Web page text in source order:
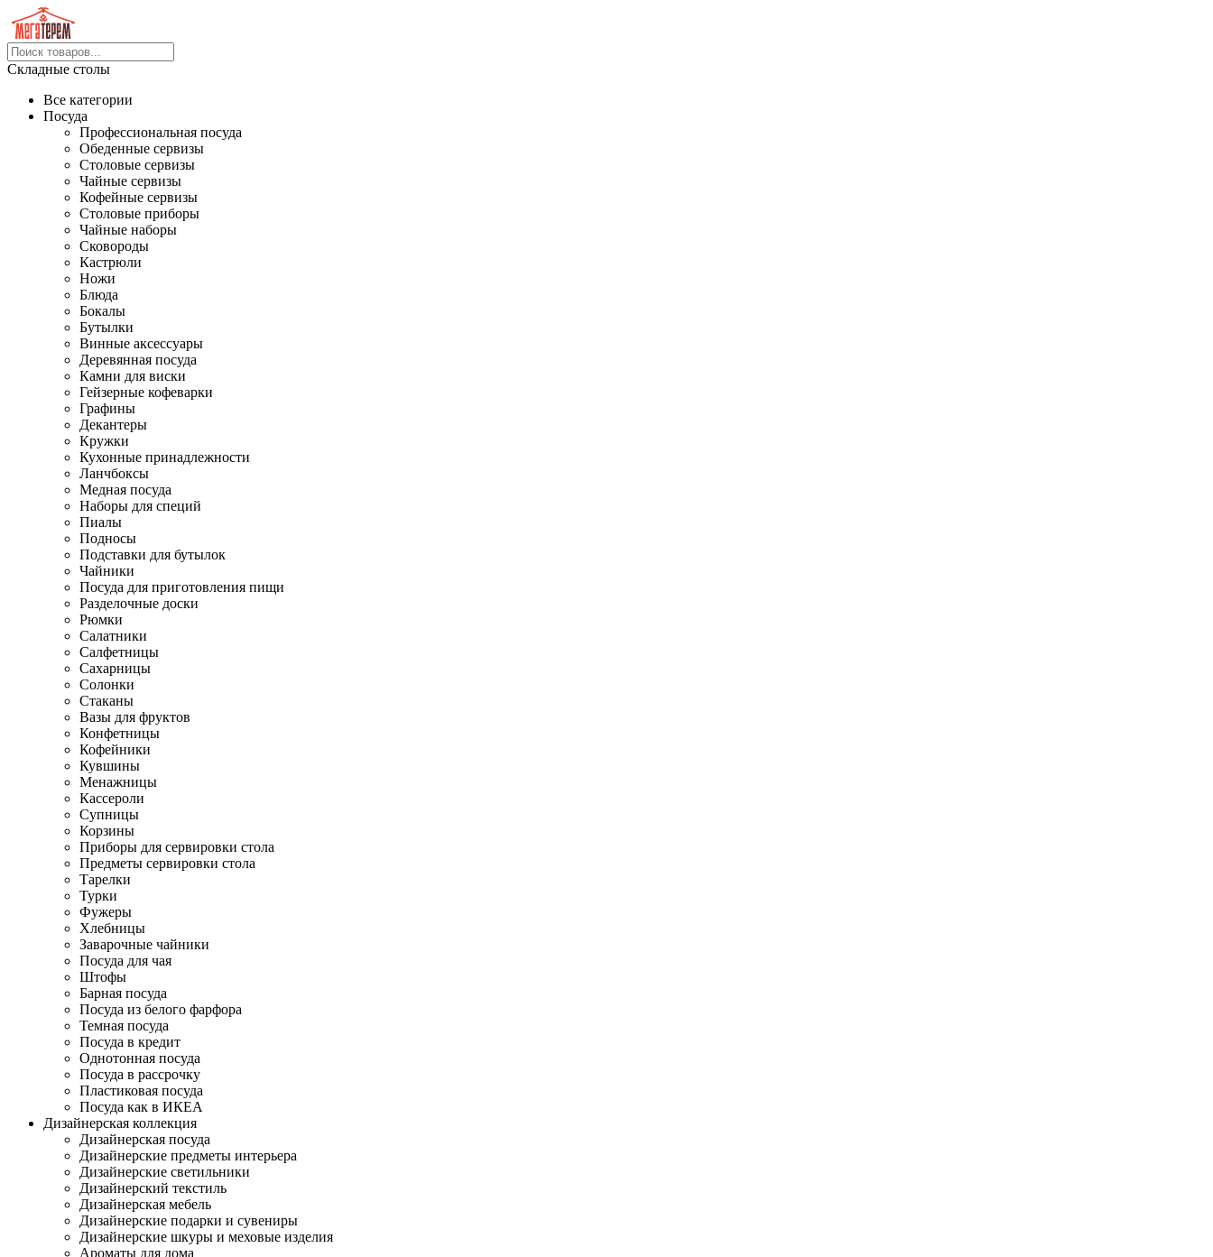
Складные столы
Все категории
Посуда
Профессиональная посуда
Обеденные сервизы
Столовые сервизы
Чайные сервизы
Кофейные сервизы
Столовые приборы
Чайные наборы
Сковороды
Кастрюли
Ножи
Блюда
Бокалы
Бутылки
Винные аксессуары
Деревянная посуда
Камни для виски
Гейзерные кофеварки
Графины
Декантеры
Кружки
Кухонные принадлежности
Ланчбоксы
Медная посуда
Наборы для специй
Пиалы
Подносы
Подставки для бутылок
Чайники
Посуда для приготовления пищи
Разделочные доски
Рюмки
Салатники
Салфетницы
Сахарницы
Солонки
Стаканы
Вазы для фруктов
Конфетницы
Кофейники
Кувшины
Менажницы
Кассероли
Супницы
Корзины
Приборы для сервировки стола
Предметы сервировки стола
Тарелки
Турки
Фужеры
Хлебницы
Заварочные чайники
Посуда для чая
Штофы
Барная посуда
Посуда из белого фарфора
Темная посуда
Посуда в кредит
Однотонная посуда
Посуда в рассрочку
Пластиковая посуда
Посуда как в ИКЕА
Дизайнерская коллекция
Дизайнерская посуда
Дизайнерские предметы интерьера
Дизайнерские светильники
Дизайнерский текстиль
Дизайнерская мебель
Дизайнерские подарки и сувениры
Дизайнерские шкуры и меховые изделия
Ароматы для дома